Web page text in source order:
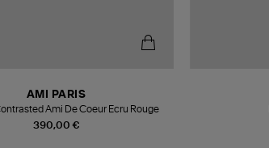
390,00 €
AMI PARIS
Ami De Coeur Ecru Rouge